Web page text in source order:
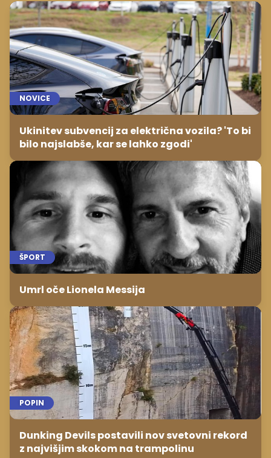
NOVICE
Ukinitev subvencij za električna vozila? 'To bi
bilo najslabše, kar se lahko zgodi'
ŠPORT
Umrl oče Lionela Messija
POPIN
Dunking Devils postavili nov svetovni rekord
z najvišjim skokom na trampolinu